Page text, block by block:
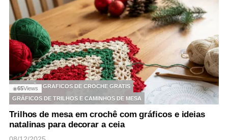
◉65Views
CROCHÊ
GRAFICOS DE CROCHE GRATIS
GRÁFICOS DE TRILHOS E CAMINHOS DE MESA
Trilhos de mesa em crochê com gráficos e ideias
natalinas para decorar a ceia